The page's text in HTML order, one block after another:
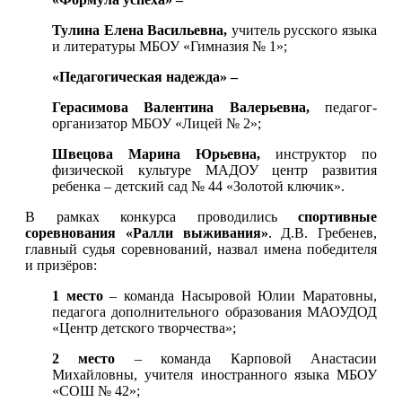
Тулина Елена Васильевна, учитель русского языка
и литературы МБОУ «Гимназия № 1»;
«Педагогическая надежда» –
Герасимова Валентина Валерьевна,педагог-
организатор МБОУ «Лицей № 2»;
Швецова Марина Юрьевна, инструктор по
физической культуре МАДОУ центр развития
ребенка – детский сад № 44 «Золотой ключик».
В рамках конкурса проводились спортивные
соревнования «Ралли выживания». Д.В. Гребенев,
главный судья соревнований, назвал имена победителя
и призёров:
1 место– команда Насыровой Юлии Маратовны,
педагога дополнительного образования МАОУДОД
«Центр детского творчества»;
2 место – команда Карповой Анастасии
Михайловны, учителя иностранного языка МБОУ
«СОШ № 42»;